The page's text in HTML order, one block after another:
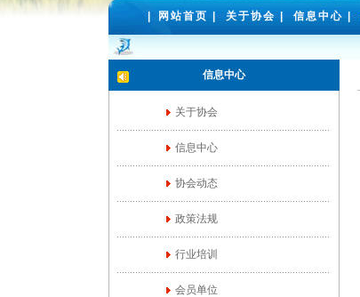
网站首页 关于协会 信息中心
信息中心
关于协会
信息中心
协会动态
政策法规
行业培训
会员单位